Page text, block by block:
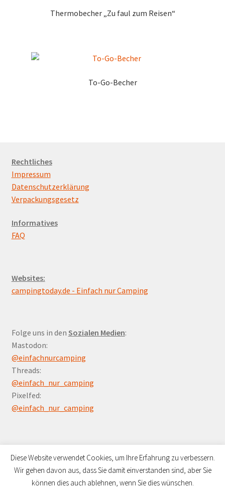
Thermobecher „Zu faul zum Reisen“
To-Go-Becher
Rechtliches
Impressum
Datenschutzerklärung
Verpackungsgesetz
Informatives
FAQ
Websites:
campingtoday.de - Einfach nur Camping
Folge uns in den Sozialen Medien:
Mastodon:
@einfachnurcamping
Threads:
@einfach_nur_camping
Pixelfed:
@einfach_nur_camping
© Campers Paradies 2026
Datenschutzerklärung
Erstellt mit WooCommerce.
Diese Website verwendet Cookies, um Ihre Erfahrung zu verbessern.
Wir gehen davon aus, dass Sie damit einverstanden sind, aber Sie
können dies auch ablehnen, wenn Sie dies wünschen.